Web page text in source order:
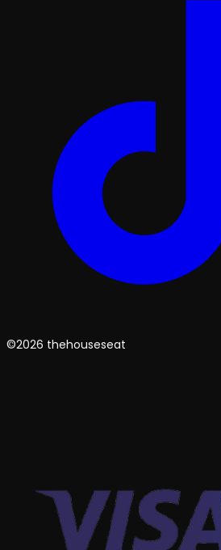
©2026 thehouseseat